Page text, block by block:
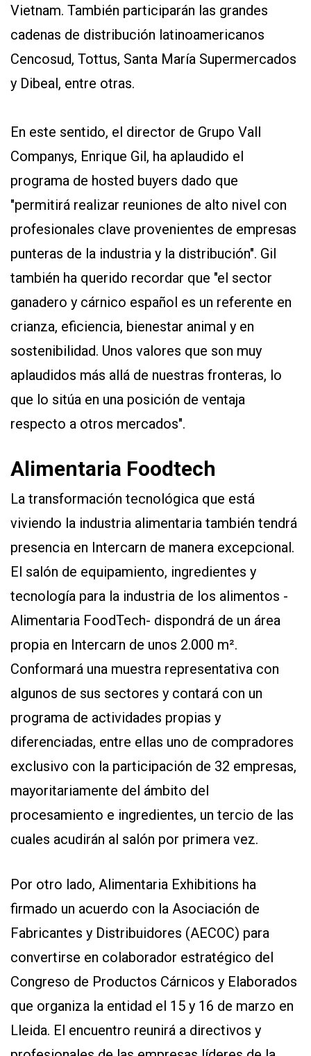
Vietnam. También participarán las grandes
cadenas de distribución latinoamericanos
Cencosud, Tottus, Santa María Supermercados
y Dibeal, entre otras.
En este sentido, el director de Grupo Vall
Companys, Enrique Gil, ha aplaudido el
programa de hosted buyers dado que
"permitirá realizar reuniones de alto nivel con
profesionales clave provenientes de empresas
punteras de la industria y la distribución". Gil
también ha querido recordar que "el sector
ganadero y cárnico español es un referente en
crianza, eficiencia, bienestar animal y en
sostenibilidad. Unos valores que son muy
aplaudidos más allá de nuestras fronteras, lo
que lo sitúa en una posición de ventaja
respecto a otros mercados".
Alimentaria Foodtech
La transformación tecnológica que está
viviendo la industria alimentaria también tendrá
presencia en Intercarn de manera excepcional.
El salón de equipamiento, ingredientes y
tecnología para la industria de los alimentos -
Alimentaria FoodTech- dispondrá de un área
propia en Intercarn de unos 2.000 m².
Conformará una muestra representativa con
algunos de sus sectores y contará con un
programa de actividades propias y
diferenciadas, entre ellas uno de compradores
exclusivo con la participación de 32 empresas,
mayoritariamente del ámbito del
procesamiento e ingredientes, un tercio de las
cuales acudirán al salón por primera vez.
Por otro lado, Alimentaria Exhibitions ha
firmado un acuerdo con la Asociación de
Fabricantes y Distribuidores (AECOC) para
convertirse en colaborador estratégico del
Congreso de Productos Cárnicos y Elaborados
que organiza la entidad el 15 y 16 de marzo en
Lleida. El encuentro reunirá a directivos y